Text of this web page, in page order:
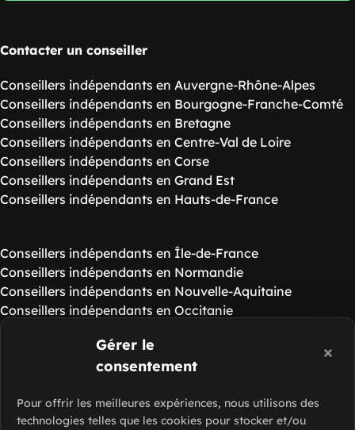
Gérer le
consentement
Pour offrir les meilleures expériences, nous utilisons des
technologies telles que les cookies pour stocker et/ou
Contacter un conseiller
Conseillers indépendants en Auvergne-Rhône-Alpes
Conseillers indépendants en Bourgogne-Franche-Comté
Conseillers indépendants en Bretagne
Conseillers indépendants en Centre-Val de Loire
Conseillers indépendants en Corse
Conseillers indépendants en Grand Est
Conseillers indépendants en Hauts-de-France
Conseillers indépendants en Île-de-France
Conseillers indépendants en Normandie
Conseillers indépendants en Nouvelle-Aquitaine
Conseillers indépendants en Occitanie
Conseillers indépendants en Provence-Alpes-Côte d'Azur
Ressources de Slash Intérim
Voir nos guides
Foire aux questions